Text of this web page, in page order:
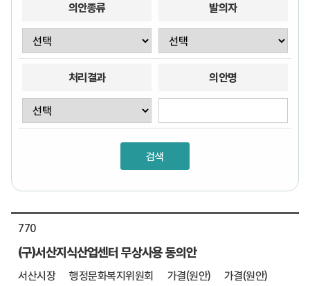
의안종류 발의자
처리결과 의안명
770
(구)서산지식산업센터 무상사용 동의안
서산시장 행정문화복지위원회 가결(원안)
가결(원안)